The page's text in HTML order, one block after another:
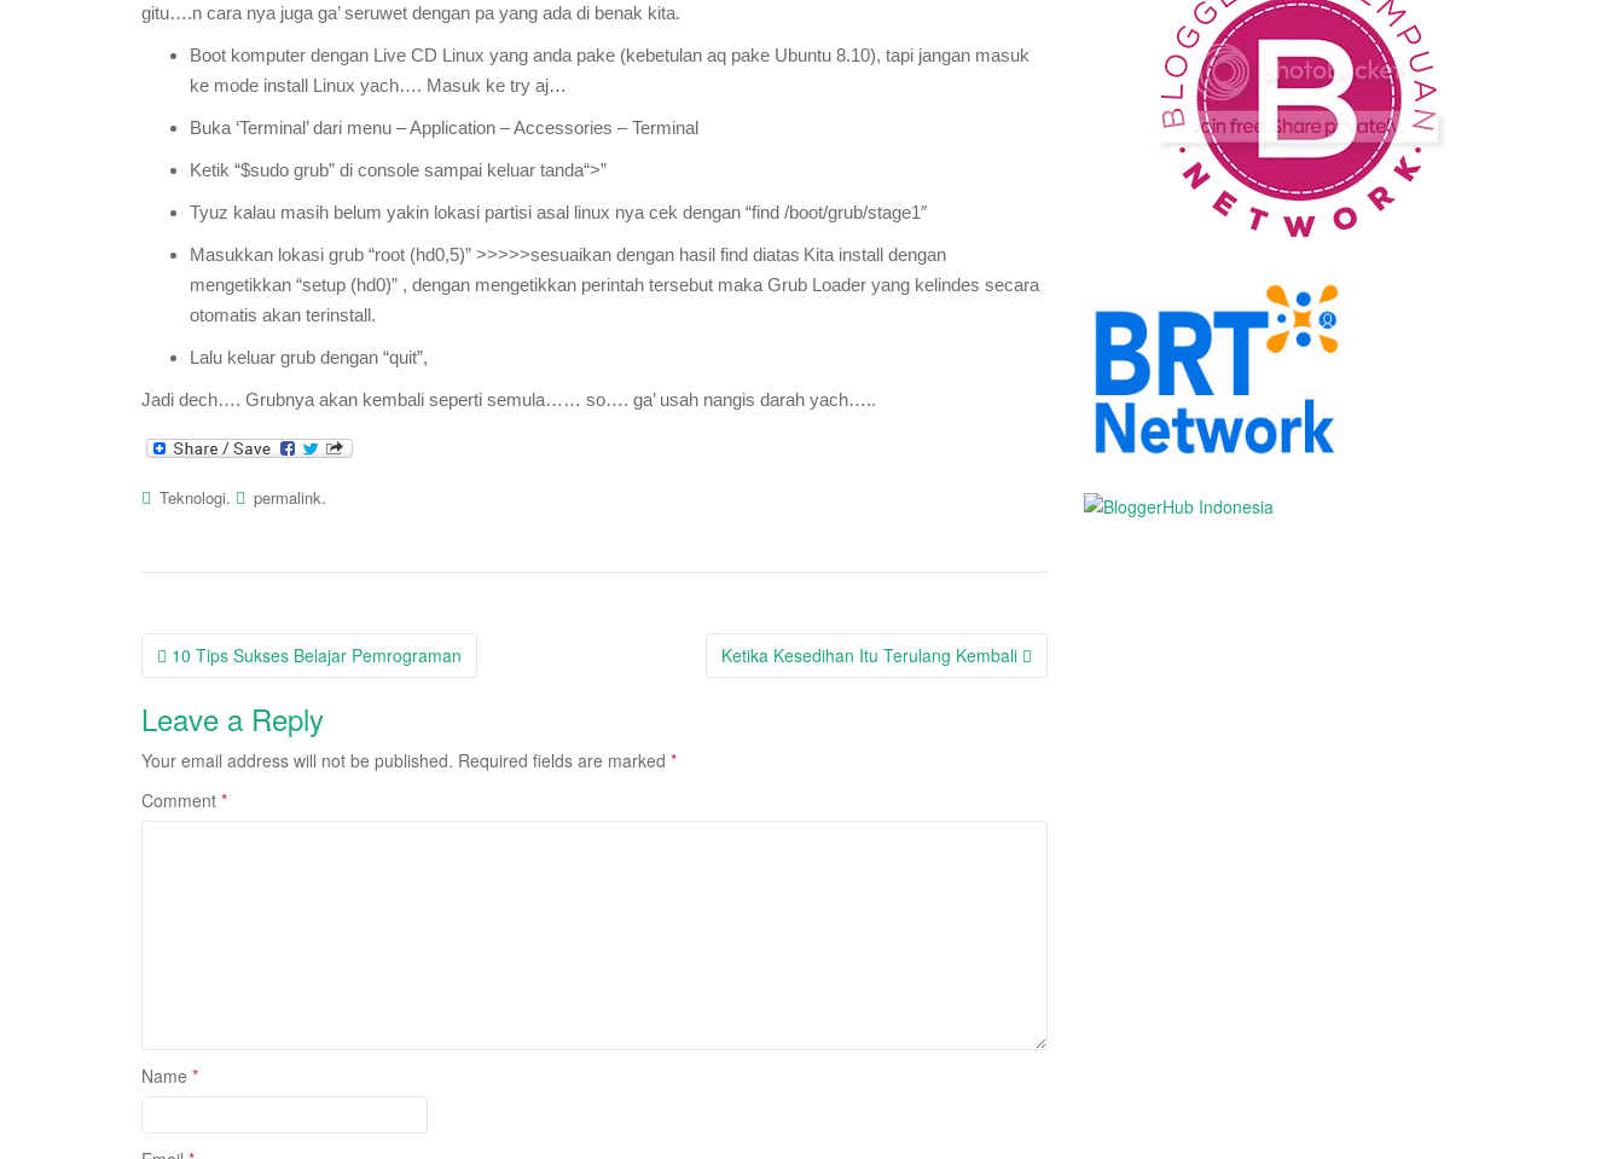
gitu….n cara nya juga ga’ seruwet dengan pa yang ada di benak kita.
Boot komputer dengan Live CD Linux yang anda pake (kebetulan aq pake Ubuntu 8.10), tapi jangan masuk
ke mode install Linux yach…. Masuk ke try aj…
Buka ‘Terminal’ dari menu – Application – Accessories – Terminal
Ketik “$sudo grub” di console sampai keluar tanda“>”
Tyuz kalau masih belum yakin lokasi partisi asal linux nya cek dengan “find /boot/grub/stage1″
Masukkan lokasi grub “root (hd0,5)” >>>>>sesuaikan dengan hasil find diatas Kita install dengan
mengetikkan “setup (hd0)” , dengan mengetikkan perintah tersebut maka Grub Loader yang kelindes secara
otomatis akan terinstall.
Lalu keluar grub dengan “quit”,
Jadi dech…. Grubnya akan kembali seperti semula…… so…. ga’ usah nangis darah yach…..
Teknologi. permalink.
Post
10 Tips Sukses Belajar Pemrograman Ketika Kesedihan Itu Terulang Kembali
Leave a Reply
Your email address will not be published. Required fields are marked *
Comment *
Name *